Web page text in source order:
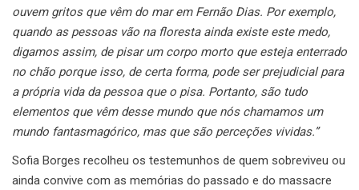
ouvem gritos que vêm do mar em Fernão Dias. Por exemplo,
quando as pessoas vão na floresta ainda existe este medo,
digamos assim, de pisar um corpo morto que esteja enterrado
no chão porque isso, de certa forma, pode ser prejudicial para
a própria vida da pessoa que o pisa. Portanto, são tudo
elementos que vêm desse mundo que nós chamamos um
mundo fantasmagórico, mas que são perceções vividas.”
Sofia Borges recolheu os testemunhos de quem sobreviveu ou
ainda convive com as memórias do passado e do massacre